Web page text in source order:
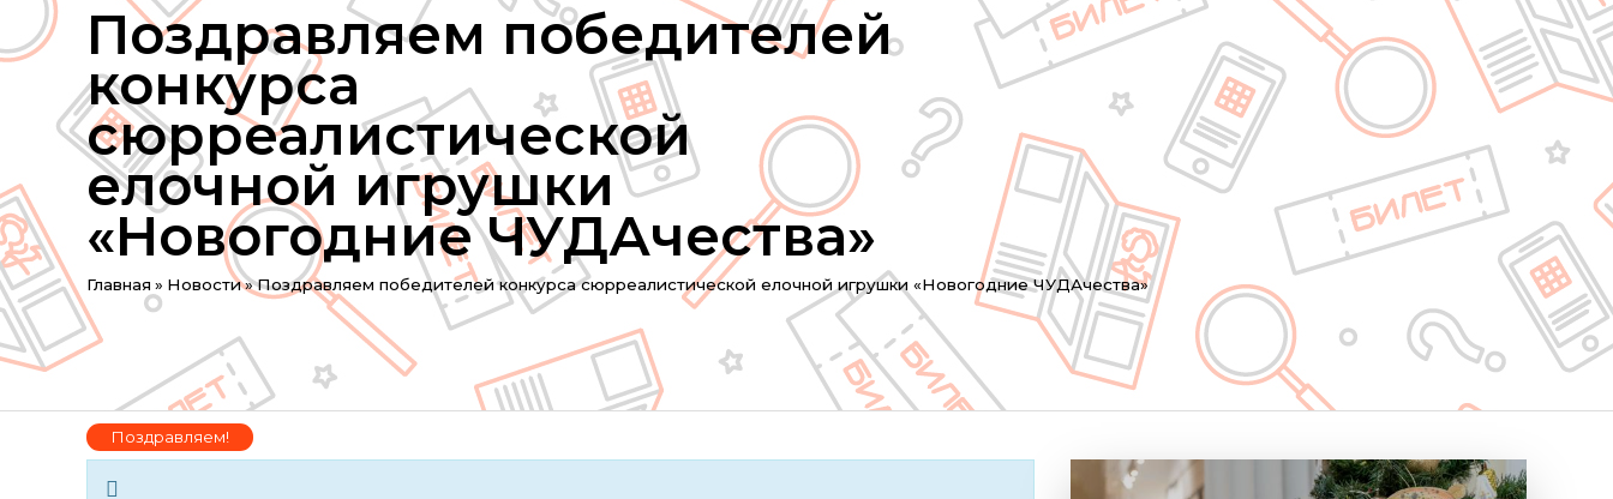
Поздравляем победителей
конкурса
сюрреалистической
елочной игрушки
«Новогодние ЧУДАчества»
You
are
Главная » Новости»Поздравляем победителей конкурса сюрреалистической елочной игрушки «Новогодние ЧУДАчества»
Поздравляем!